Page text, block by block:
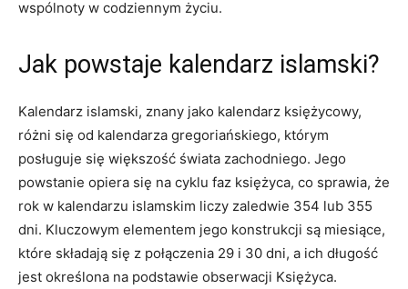
wspólnoty w codziennym życiu.
Jak powstaje kalendarz islamski?
Kalendarz islamski, znany jako kalendarz księżycowy,
różni się od kalendarza gregoriańskiego, którym
posługuje się większość świata zachodniego. Jego
powstanie opiera się na cyklu faz księżyca, co sprawia, że
rok w kalendarzu islamskim liczy zaledwie 354 lub 355
dni. Kluczowym elementem jego konstrukcji są miesiące,
które składają się z połączenia 29 i 30 dni, a ich długość
jest określona na podstawie obserwacji Księżyca.